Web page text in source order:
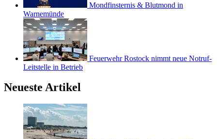
Mondfinsternis & Blutmond in
Warnemünde
Feuerwehr Rostock nimmt neue Notruf-
Leitstelle in Betrieb
Neueste Artikel